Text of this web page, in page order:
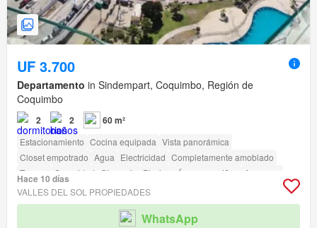
UF 3.700
Departamento in Sindempart, Coquimbo, Región de
Coquimbo
2 2 60 m²
Estacionamiento Cocina equipada Vista panorámica
Closet empotrado Agua Electricidad Completamente amoblado
Terraza
Seguridad Gimnasio Piscina Área para niños
Ascensor
Jardín
Conserje Parilla Caseta de vigilancia
Hace 10 días
VALLES DEL SOL PROPIEDADES
WhatsApp